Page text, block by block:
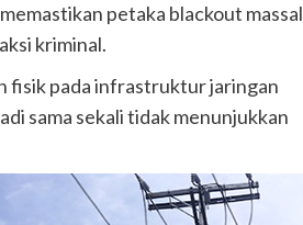
petaka blackout massal
kriminal.
fisik pada infrastruktur jaringan
sama sekali tidak menunjukkan